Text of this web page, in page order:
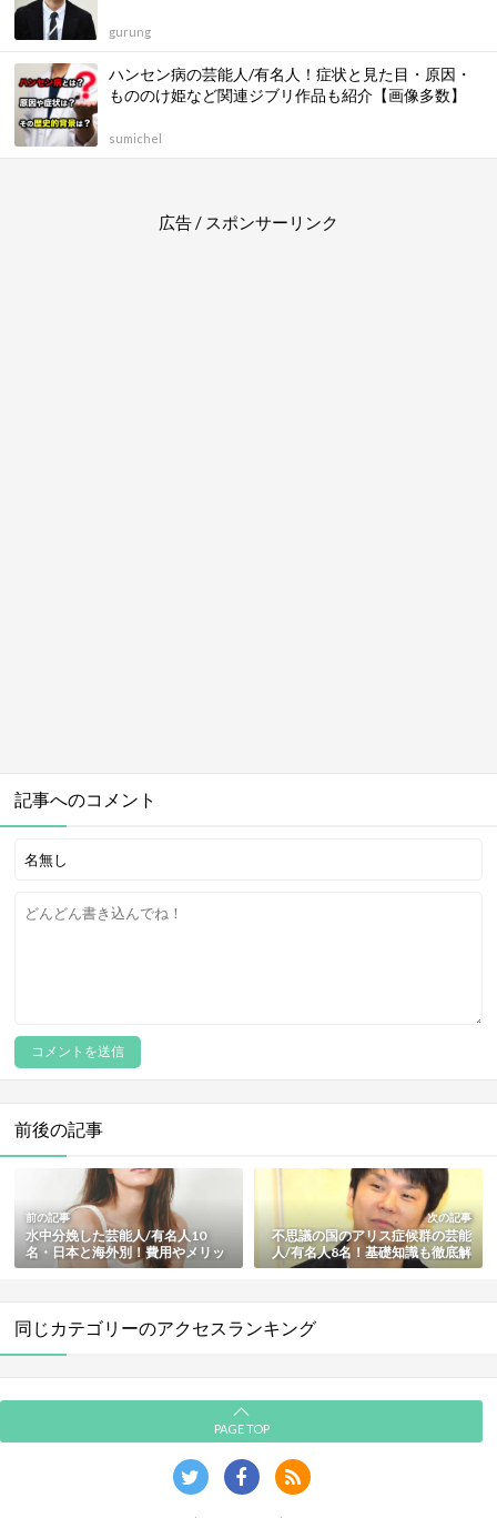
gurung
ハンセン病の芸能人/有名人！症状と見た目・原因・
もののけ姫など関連ジブリ作品も紹介【画像多数】
sumichel
広告 / スポンサーリンク
記事へのコメント
前後の記事
前の記事
水中分娩した芸能人/有名人10
名・日本と海外別！費用やメリッ
トとデメリットも徹底解説【最新
次の記事
不思議の国のアリス症候群の芸能
人/有名人8名！基礎知識も徹底解
説【最新版】
同じカテゴリーのアクセスランキング
PAGE TOP